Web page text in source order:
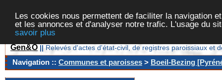
Les cookies nous permettent de faciliter la navigation
et les annonces et d'analyser notre trafic. L'usage du
savoir plus
Gen&O || Relevés d'actes d'état-civil, de registres paroissiaux et
Navigation :: Communes et paroisses > Boeil-Bezing